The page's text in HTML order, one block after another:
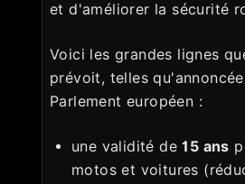
et d'améliorer la sécurité
Voici les grandes lignes
prévoit, telles
Parlement européen :
une validité de15 ans
motos et voitures